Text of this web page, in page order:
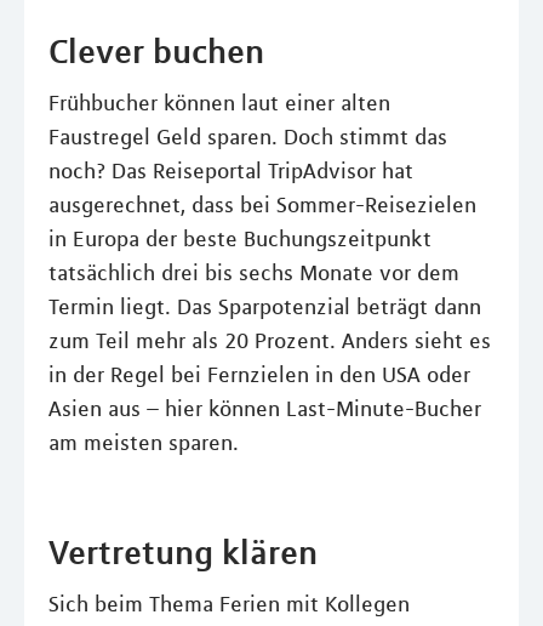
Clever buchen
Frühbucher können laut einer alten
Faustregel Geld sparen. Doch stimmt das
noch? Das Reiseportal TripAdvisor hat
ausgerechnet, dass bei Sommer-Reisezielen
in Europa der beste Buchungszeitpunkt
tatsächlich drei bis sechs Monate vor dem
Termin liegt. Das Sparpotenzial beträgt dann
zum Teil mehr als 20 Prozent. Anders sieht es
in der Regel bei Fernzielen in den USA oder
Asien aus – hier können Last-Minute-Bucher
am meisten sparen.
Vertretung klären
Sich beim Thema Ferien mit Kollegen